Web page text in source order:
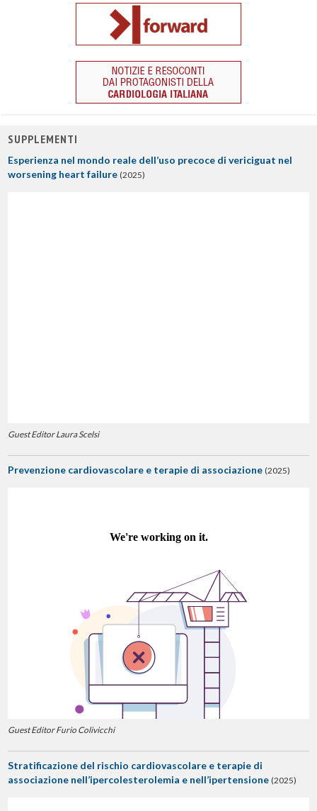
SUPPLEMENTI
Esperienza nel mondo reale dell’uso precoce di vericiguat nel
worsening heart failure (2025)
Guest Editor Laura Scelsi
Prevenzione cardiovascolare e terapie di associazione (2025)
Guest Editor Furio Colivicchi
Stratificazione del rischio cardiovascolare e terapie di
associazione nell’ipercolesterolemia e nell’ipertensione (2025)